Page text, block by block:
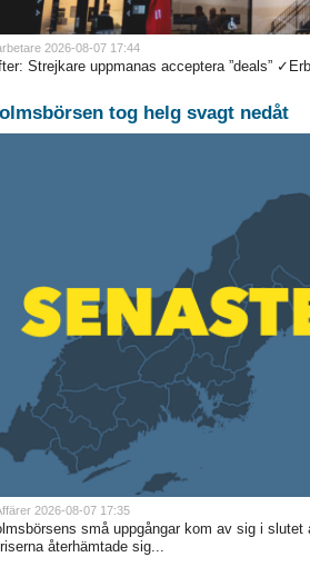
2026-08-07 17:44
Strejkare uppmanas acceptera ”deals”
tog helg svagt nedåt
2026-08-07 17:35
små uppgångar kom av sig i
återhämtade sig...